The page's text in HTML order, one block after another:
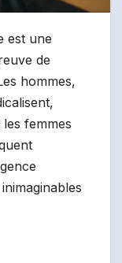
est une
de
hommes,
femmes